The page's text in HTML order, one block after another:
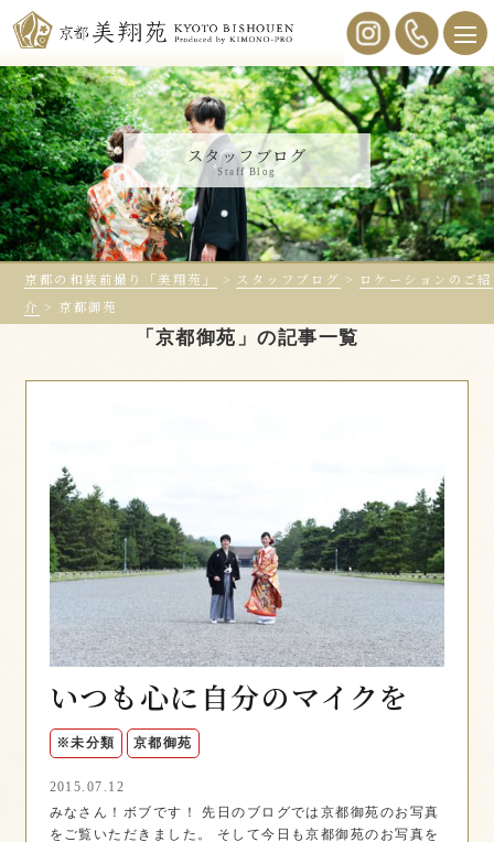
スタッフブログ
Staff Blog
京都の和装前撮り「美翔苑」 > スタッフブログ > ロケーションのご紹
介 > 京都御苑
「京都御苑」の記事一覧
いつも心に自分のマイクを
※未分類 京都御苑
2015.07.12
みなさん！ボブです！ 先日のブログでは京都御苑のお写真
をご覧いただきました。 そして今日も京都御苑のお写真を